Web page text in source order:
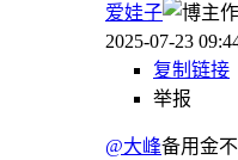
爱娃子
2025-07-23
复制链接
举报
@大峰备用金